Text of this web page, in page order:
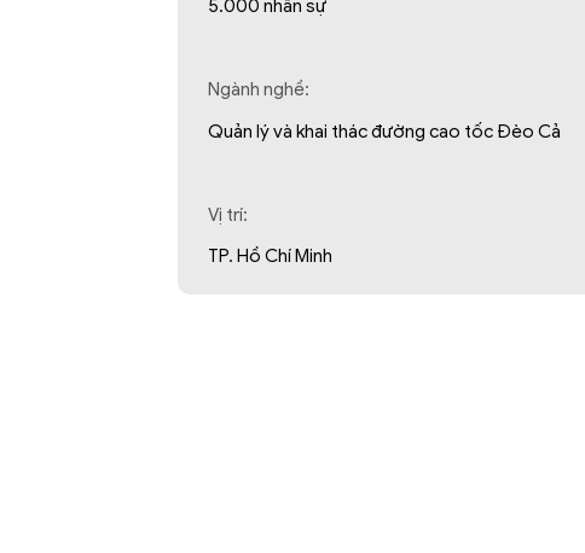
5.000 nhân sự
Ngành nghề:
Quản lý và khai thác đường cao tốc Đèo Cả
Vị trí:
TP. Hồ Chí Minh